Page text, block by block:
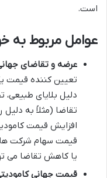
است.
عوامل مربوط به
عرضه و تقاضای
تعیین کننده قیمت
دلیل بلایای
تقاضا (مثلاً به
افزایش قیمت
قیمت سهام شرکت
یا کاهش تقاضا می
قیمت جهانی